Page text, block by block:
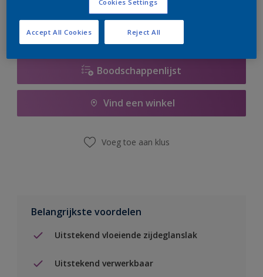
Boodschappenlijst
Vind een winkel
Voeg toe aan klus
Belangrijkste voordelen
Uitstekend vloeiende zijdeglanslak
Uitstekend verwerkbaar
Cookies Settings
Reject All
Accept All Cookies